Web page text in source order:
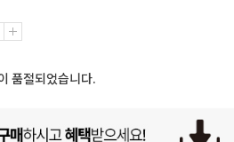
품절되었습니다.